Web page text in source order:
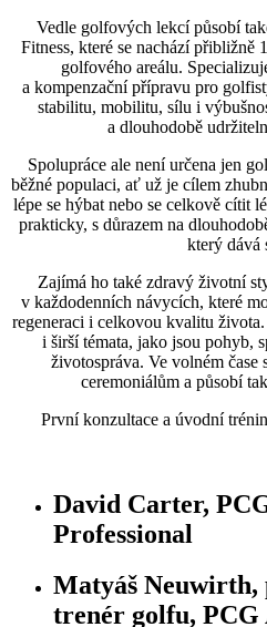
Vedle golfových lekcí působí
Fitness, které se nachází přibližně
golfového areálu.
a kompenzační přípravu pro
stabilitu, mobilitu, sílu i
a dlouhodobě
Spolupráce ale není určena jen
běžné populaci, ať už je cílem
lépe se hýbat nebo se celkově cítit
prakticky, s důrazem na
který dává
Zajímá ho také zdravý životní
v každodenních návycích, které
regeneraci i celkovou kvalitu
i širší témata, jako jsou pohyb,
životospráva. Ve volném čase
ceremoniálům a působí
První konzultace a úvodní
David Carter,
Professional
Matyáš Neuwirth,
trenér golfu, PCG